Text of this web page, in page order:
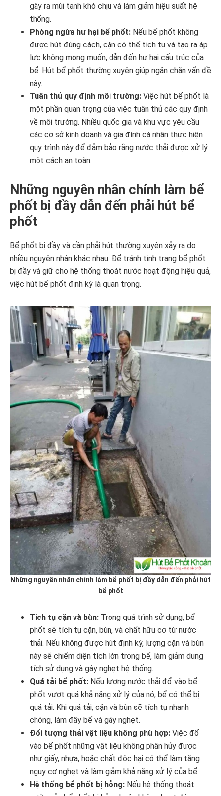
gây ra mùi tanh khó chịu và làm giảm hiệu suất hệ
thống.
Phòng ngừa hư hại bể phốt: Nếu bể phốt không
được hút đúng cách, cặn có thể tích tụ và tạo ra áp
lực không mong muốn, dẫn đến hư hại cấu trúc của
bể. Hút bể phốt thường xuyên giúp ngăn chặn vấn đề
này.
Tuân thủ quy định môi trường: Việc hút bể phốt là
một phần quan trọng của việc tuân thủ các quy định
về môi trường. Nhiều quốc gia và khu vực yêu cầu
các cơ sở kinh doanh và gia đình cá nhân thực hiện
quy trình này để đảm bảo rằng nước thải được xử lý
một cách an toàn.
Những nguyên nhân chính làm bể
phốt bị đầy dẫn đến phải hút bể
phốt
Bể phốt bị đầy và cần phải hút thường xuyên xảy ra do
nhiều nguyên nhân khác nhau. Để tránh tình trạng bể phốt
bị đầy và giữ cho hệ thống thoát nước hoạt động hiệu quả,
việc hút bể phốt định kỳ là quan trọng.
Những nguyên nhân chính làm bể phốt bị đầy dẫn đến phải hút
bể phốt
Tích tụ cặn và bùn: Trong quá trình sử dụng, bể
phốt sẽ tích tụ cặn, bùn, và chất hữu cơ từ nước
thải. Nếu không được hút định kỳ, lượng cặn và bùn
này sẽ chiếm diện tích lớn trong bể, làm giảm dung
tích sử dụng và gây nghẹt hệ thống.
Quá tải bể phốt: Nếu lượng nước thải đổ vào bể
phốt vượt quá khả năng xử lý của nó, bể có thể bị
quá tải. Khi quá tải, cặn và bùn sẽ tích tụ nhanh
chóng, làm đầy bể và gây nghẹt.
Đối tượng thải vật liệu không phù hợp: Việc đổ
vào bể phốt những vật liệu không phân hủy được
như giấy, nhựa, hoặc chất độc hại có thể làm tăng
nguy cơ nghẹt và làm giảm khả năng xử lý của bể.
Hệ thống bể phốt bị hỏng: Nếu hệ thống thoát